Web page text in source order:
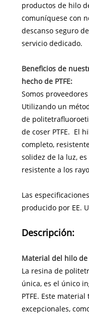
productos de hilo
comuníquese con
descanso seguro
servicio dedicado.
Beneficios de
hecho de PTFE:
Somos
Utilizando un
de
de coser PTFE. El
completo,
solidez de la luz,
resistente a los
Las
producido por EE.
Descripción:
Material del hilo
La resina de
única, es el único
PTFE. Este
excepcionales,